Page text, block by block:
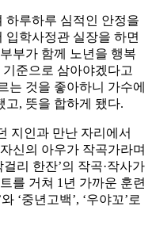
하루하루 심적인 안정을
입학사정관 실장을 하면
부가 함께 노년을 행복
준으로 삼아야겠다고
는 것을 좋아하니 가수에
고, 뜻을 합하게 됐다.
지인과 만난 자리에서
신의 아우가 작곡가라며
리 한잔’의 작곡·작사가
를 거쳐 1년 가까운 훈련
‘중년고백’, ‘우야꼬’로